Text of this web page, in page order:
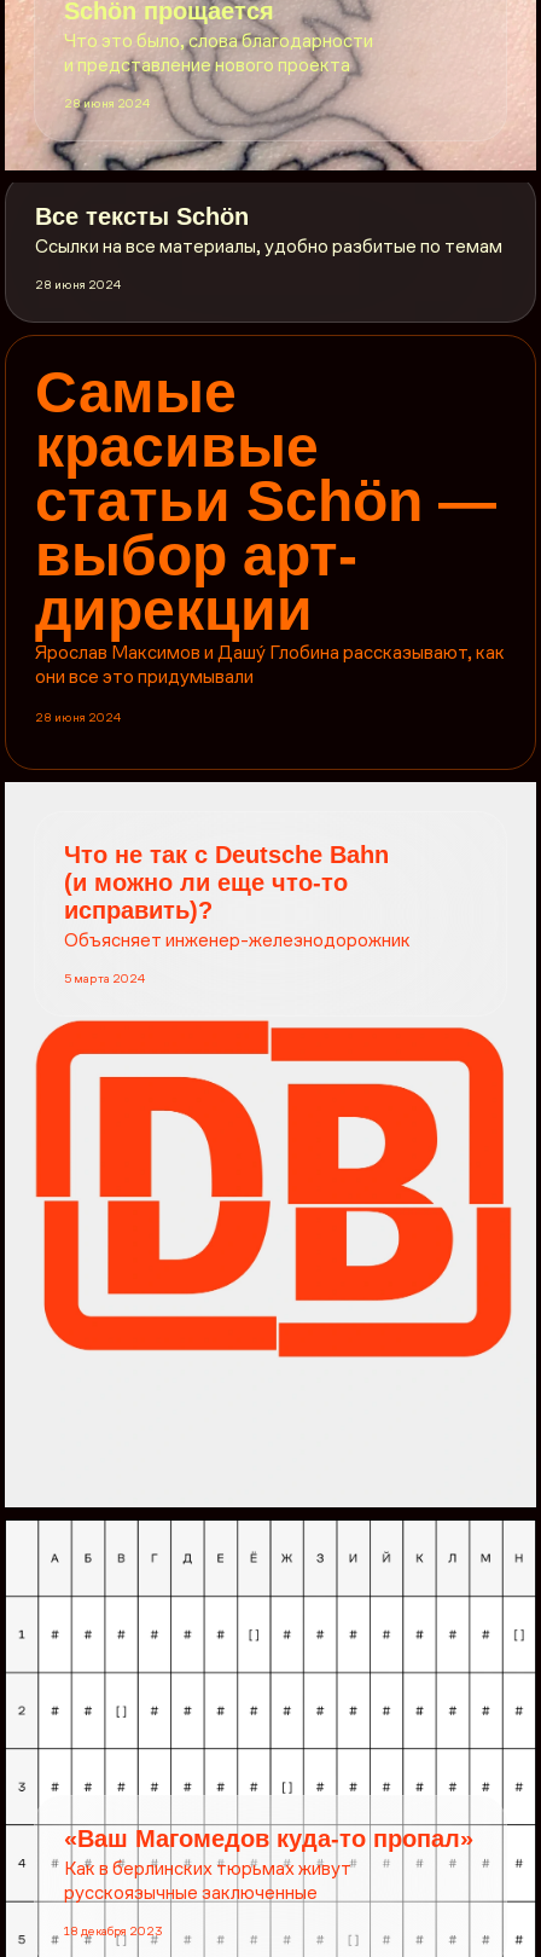
Sсhön прощается
Что это было, слова благодарности
и представление нового проекта
28 июня 2024
Все тексты Sсhön
Ссылки на все материалы, удобно разбитые по темам
28 июня 2024
Самые
красивые
статьи Schön —
выбор арт-
дирекции
Ярослав Максимов и Дашý Глобина рассказывают, как
они все это придумывали
28 июня 2024
Что не так с Deutsche Bahn
(и можно ли еще что-то
исправить)?
Объясняет инженер-железнодорожник
5 марта 2024
«Ваш Магомедов куда-то пропал»
Как в берлинских тюрьмах живут
русскоязычные заключенные
18 декабря 2023